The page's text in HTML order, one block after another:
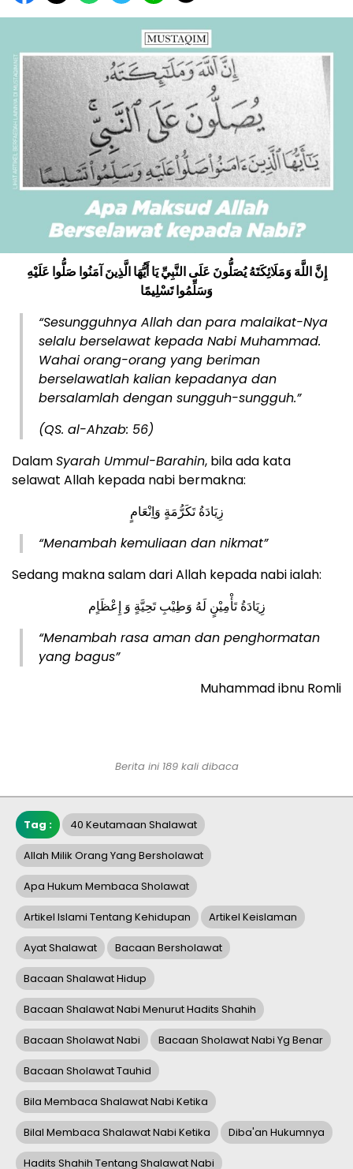
إِنَّ اللَّهَ وَمَلَائِكَتَهُ يُصَلُّونَ عَلَى النَّبِيِّ يَا أَيُّهَا الَّذِينَ آمَنُوا صَلُّوا عَلَيْهِ
وَسَلِّمُوا تَسْلِيمًا
“Sesungguhnya Allah dan para malaikat-Nya
selalu berselawat kepada Nabi Muhammad.
Wahai orang-orang yang beriman
berselawatlah kalian kepadanya dan
bersalamlah dengan sungguh-sungguh.”
(QS. al-Ahzab: 56)
DalamSyarah Ummul-Barahin, bila ada kata
selawat Allah kepada nabi bermakna:
زِيَادَةُ تَكَرُّمَةٍ وَاِنْعَامٍ
“Menambah kemuliaan dan nikmat”
Sedang makna salam dari Allah kepada nabi ialah:
زِيَادَةُ تَأْمِيْنٍ لَهُ وَطِيْبِ تَحِيَّةٍ وَ إِعْظَاٍم
“Menambah rasa aman dan penghormatan
yang bagus”
Muhammad ibnu Romli
Berita ini 189 kali dibaca
Tag : 40 Keutamaan Shalawat
Allah Milik Orang Yang Bersholawat
Apa Hukum Membaca Sholawat
Artikel Islami Tentang Kehidupan Artikel Keislaman
Ayat Shalawat Bacaan Bersholawat
Bacaan Shalawat Hidup
Bacaan Shalawat Nabi Menurut Hadits Shahih
Bacaan Sholawat Nabi Bacaan Sholawat Nabi Yg Benar
Bacaan Sholawat Tauhid
Bila Membaca Shalawat Nabi Ketika
Bilal Membaca Shalawat Nabi Ketika Diba'an Hukumnya
Hadits Shahih Tentang Shalawat Nabi